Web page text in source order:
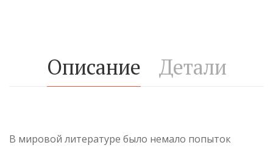
Описание Детали
В мировой литературе было немало попыток